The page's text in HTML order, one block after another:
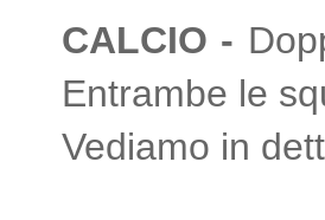
CALCIO -
Entrambe le
Vediamo in